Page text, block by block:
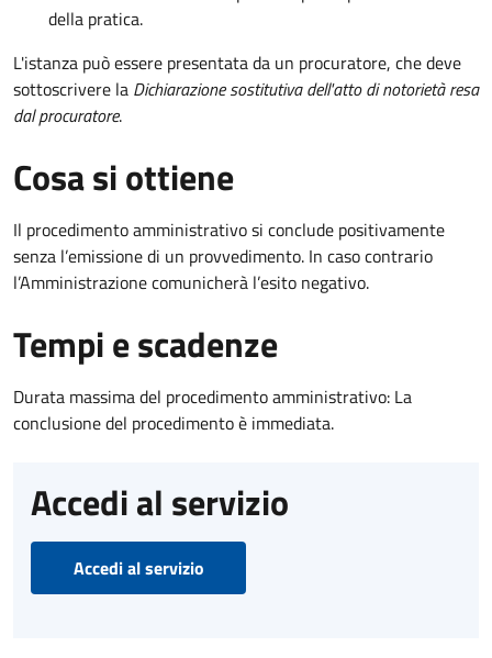
della pratica.
L'istanza può essere presentata da un procuratore, che deve
sottoscrivere la Dichiarazione sostitutiva dell'atto di notorietà resa
dal procuratore.
Cosa si ottiene
Il procedimento amministrativo si conclude positivamente
senza l’emissione di un provvedimento. In caso contrario
l’Amministrazione comunicherà l’esito negativo.
Tempi e scadenze
Durata massima del procedimento amministrativo: La
conclusione del procedimento è immediata.
Accedi al servizio
Accedi al servizio